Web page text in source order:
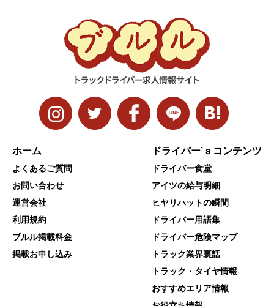
ホーム
よくあるご質問
お問い合わせ
運営会社
利用規約
ブルル掲載料金
掲載お申し込み
ドライバー’ｓコンテンツ
ドライバー食堂
アイツの給与明細
ヒヤリハットの瞬間
ドライバー用語集
ドライバー危険マップ
トラック業界裏話
トラック・タイヤ情報
おすすめエリア情報